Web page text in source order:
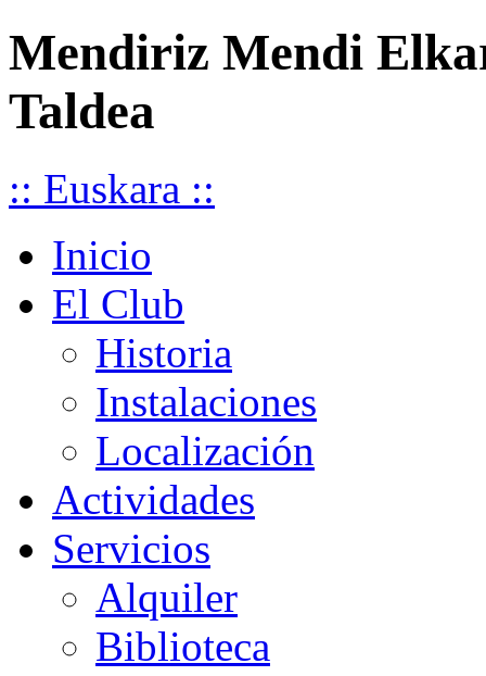
Mendiriz Mendi
Taldea
:: Euskara ::
Inicio
El Club
Historia
Instalaciones
Localización
Actividades
Servicios
Alquiler
Biblioteca